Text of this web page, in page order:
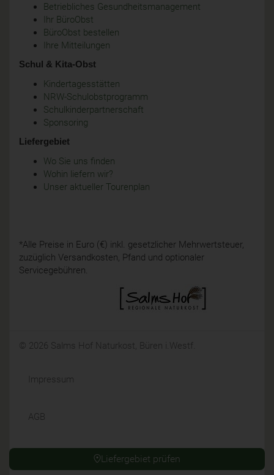
Liefergebiet prüfen
Betriebliches Gesundheitsmanagement
Ihr BüroObst
BüroObst bestellen
Ihre Mitteilungen
Schul & Kita-Obst
Kindertagesstätten
NRW-Schulobstprogramm
Schulkinderpartnerschaft
Sponsoring
Liefergebiet
Wo Sie uns finden
Wohin liefern wir?
Unser aktueller Tourenplan
*Alle Preise in Euro (€) inkl. gesetzlicher Mehrwertsteuer,
zuzüglich Versandkosten, Pfand und optionaler
Servicegebühren.
© 2026 Salms Hof Naturkost, Büren i.Westf.
Impressum
AGB